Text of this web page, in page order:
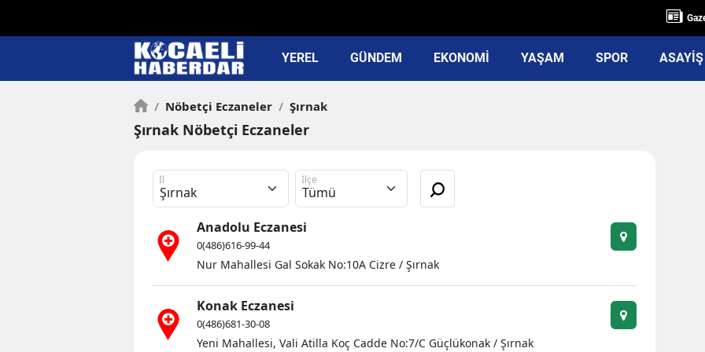
YEREL GÜNDEM EKONOMİ YAŞAM SPOR ASAYİŞ
/ Nöbetçi Eczaneler / Şırnak
Şırnak Nöbetçi Eczaneler
İl İlçe
Anadolu Eczanesi
0(486)616-99-44
Nur Mahallesi Gal Sokak No:10A Cizre / Şırnak
Konak Eczanesi
0(486)681-30-08
Yeni Mahallesi, Vali Atilla Koç Cadde No:7/C Güçlükonak / Şırnak